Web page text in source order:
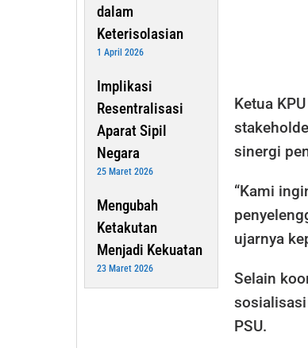
dalam
Keterisolasian
1 April 2026
Implikasi
Resentralisasi
Aparat Sipil
Negara
25 Maret 2026
Mengubah
Ketakutan
Menjadi Kekuatan
23 Maret 2026
Ketua
sinergi
“Kami
ujarnya
Selain
PSU.